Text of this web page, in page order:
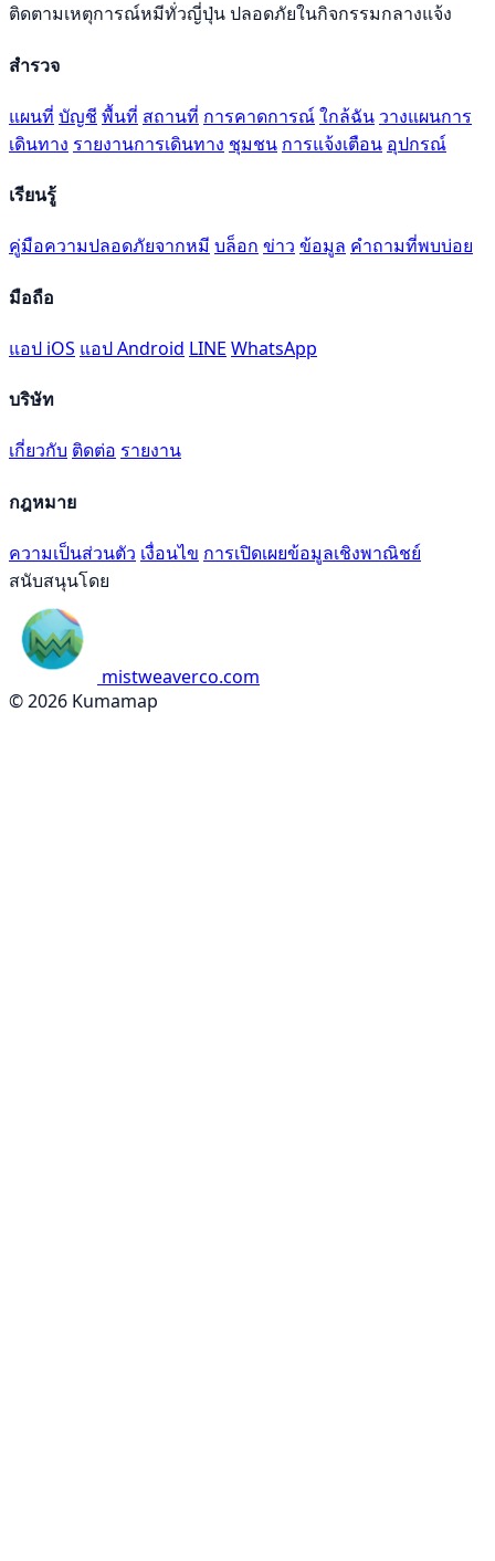
ติดตามเหตุการณ์หมีทั่วญี่ปุ่น ปลอดภัยในกิจกรรมกลางแจ้ง
สำรวจ
แผนที่ บัญชี พื้นที่ สถานที่ การคาดการณ์ใกล้ฉัน วางแผนการ
เดินทาง รายงานการเดินทาง ชุมชน การแจ้งเตือน อุปกรณ์
เรียนรู้
คู่มือความปลอดภัยจากหมี บล็อก ข่าว ข้อมูล คำถามที่พบบ่อย
มือถือ
แอป iOS แอป Android LINE WhatsApp
บริษัท
เกี่ยวกับ ติดต่อ รายงาน
กฎหมาย
ความเป็นส่วนตัว เงื่อนไข การเปิดเผยข้อมูลเชิงพาณิชย์
สนับสนุนโดย
mistweaverco.com
© 2026 Kumamap